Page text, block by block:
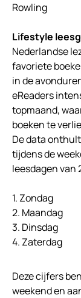
Rowling
Lifestyle
Nederlandse
favoriete
in de
eReaders
topmaand,
boeken te
De data
tijdens de
leesdagen van
1. Zondag
2. Maandag
3. Dinsdag
4. Zaterdag
Deze cijfers
weekend en